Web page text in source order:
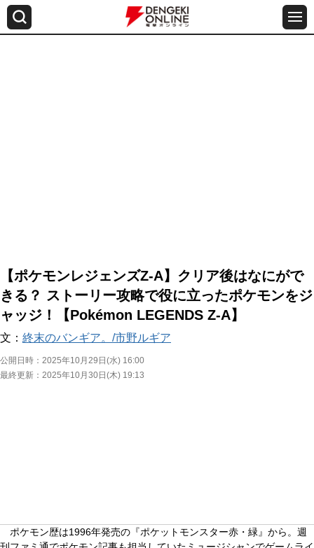
【ポケモンレジェンズZ-A】クリア後はなにがで
きる？ ストーリー攻略で役に立ったポケモンをジ
ャッジ！【Pokémon LEGENDS Z-A】
文： 終末のバンギア。/市野ルギア
公開日時： 2025年10月29日(水) 16:00
最終更新： 2025年10月30日(木) 19:13
ポケモン歴は1996年発売の『ポケットモンスター赤・緑』から。週